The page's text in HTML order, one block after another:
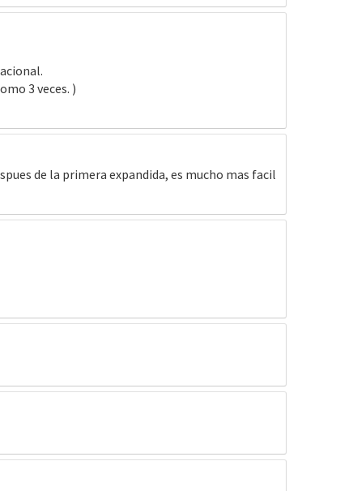
3 veces. )
de la primera expandida, es mucho mas facil